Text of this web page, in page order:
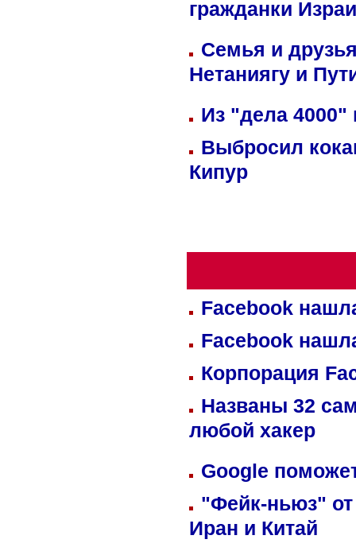
гражданки
Семья и
Нетаниягу и
Из "дела 4000"
Выбросил
Кипур
Facebook
Facebook
Корпорация
Названы 32
любой хакер
Google
"Фейк-ньюз" от
Иран и Китай